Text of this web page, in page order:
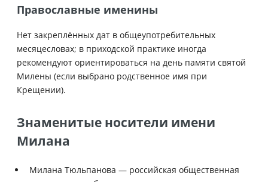
Православные именины
Нет закреплённых дат в общеупотребительных
месяцесловах; в приходской практике иногда
рекомендуют ориентироваться на день памяти святой
Милены (если выбрано родственное имя при
Крещении).
Знаменитые носители имени
Милана
Милана Тюльпанова — российская общественная